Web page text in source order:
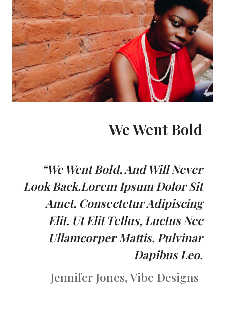
We Went Bold
“We Went Bold, And Will Never
Look Back.Lorem Ipsum Dolor Sit
Amet, Consectetur Adipiscing
Elit. Ut Elit Tellus, Luctus Nec
Ullamcorper Mattis, Pulvinar
Dapibus Leo.
Jennifer Jones, Vibe Designs